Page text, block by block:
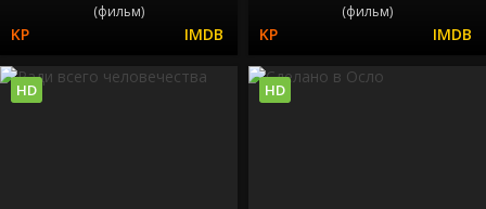
(фильм) (фильм)
HD HD